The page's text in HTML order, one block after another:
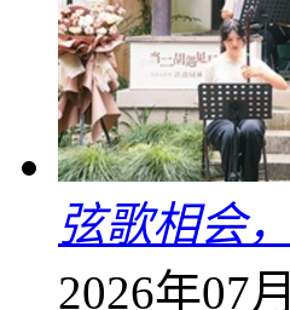
弦歌相会
2026年07